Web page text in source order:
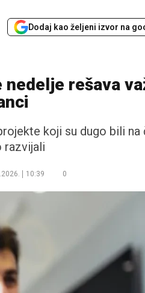
Dodaj kao željeni izvor na
rešava
koji su dugo bili na
razvijali
10:39 0